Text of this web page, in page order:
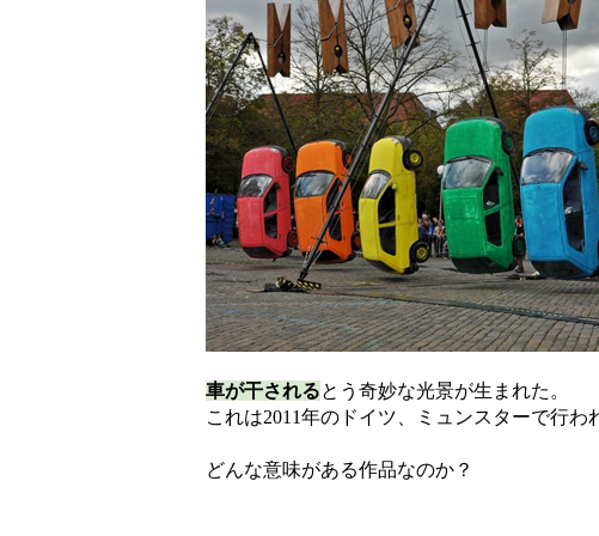
車が干されるとう奇妙な光景が生まれた。
これは2011年のドイツ、ミュンスターで行わ
どんな意味がある作品なのか？